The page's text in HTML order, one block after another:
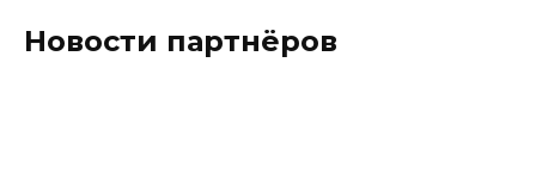
Новости партнёров